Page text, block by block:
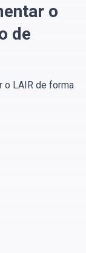
o
de
o LAIR de forma